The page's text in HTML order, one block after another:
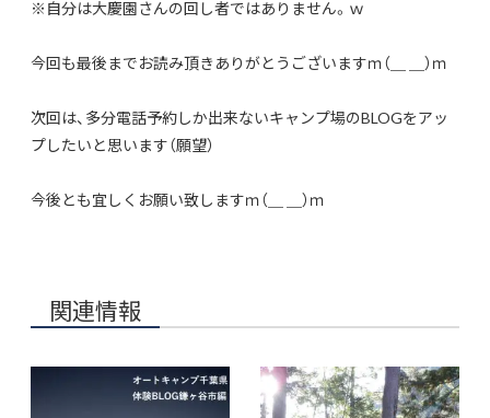
※自分は大慶園さんの回し者ではありません。ｗ
今回も最後までお読み頂きありがとうございますｍ（＿ ＿）ｍ
次回は、多分電話予約しか出来ないキャンプ場のBLOGをアッ
プしたいと思います（願望）
今後とも宜しくお願い致しますｍ（＿ ＿）ｍ
関連情報